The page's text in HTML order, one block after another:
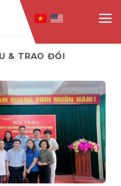
& TRAO ĐỔI